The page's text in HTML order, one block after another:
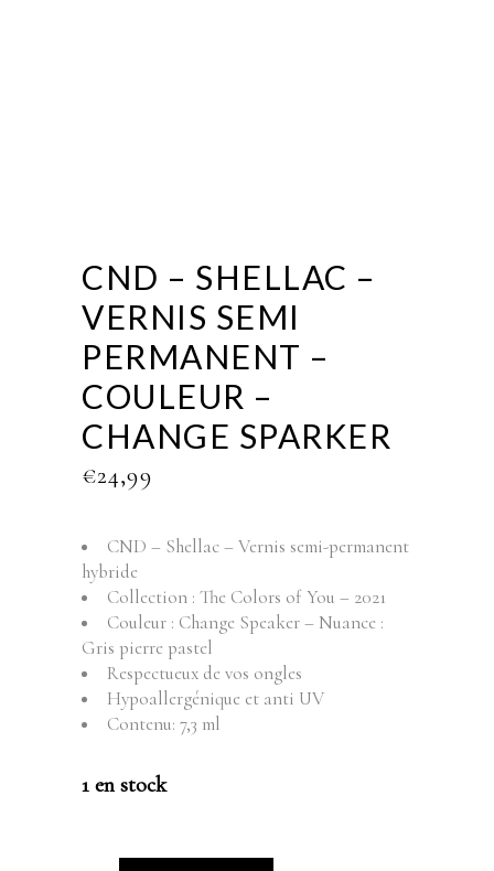
CND – SHELLAC –
VERNIS SEMI
PERMANENT –
COULEUR –
CHANGE SPARKER
€24,99
CND – Shellac – Vernis semi-permanent
hybride
Collection : The Colors of You – 2021
Couleur : Change Speaker – Nuance :
Gris pierre pastel
Respectueux de vos ongles
Hypoallergénique et anti UV
Contenu: 7,3 ml
1 en stock